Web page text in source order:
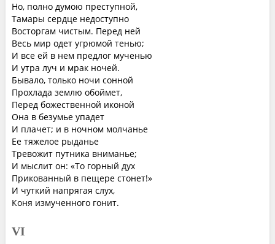
Но, полно думою преступной,
Тамары сердце недоступно
Восторгам чистым. Перед ней
Весь мир одет угрюмой тенью;
И все ей в нем предлог мученью
И утра луч и мрак ночей.
Бывало, только ночи сонной
Прохлада землю обоймет,
Перед божественной иконой
Она в безумье упадет
И плачет; и в ночном молчанье
Ее тяжелое рыданье
Тревожит путника вниманье;
И мыслит он: «То горный дух
Прикованный в пещере стонет!»
И чуткий напрягая слух,
Коня измученного гонит.
VI